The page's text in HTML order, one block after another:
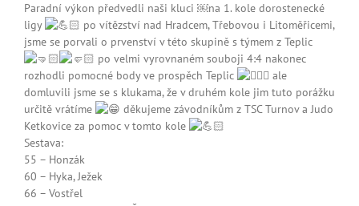
Paradní výkon předvedli naši kluci ￼na 1. kole dorostenecké
ligy
po vítězství nad Hradcem, Třebovou i Litoměřicemi,
jsme se porvali o prvenství v této skupině s týmem z Teplic
po velmi vyrovnaném souboji 4:4 nakonec
rozhodli pomocné body ve prospěch Teplic
ale
domluvili jsme se s klukama, že v druhém kole jim tuto porážku
určitě vrátíme
děkujeme závodníkům z TSC Turnov a Judo
Ketkovice za pomoc v tomto kole
Sestava:
55 – Honzák
60 – Hyka, Ježek
66 – Vostřel